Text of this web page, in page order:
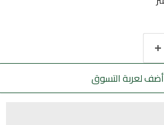
أضف لعربة التسوق